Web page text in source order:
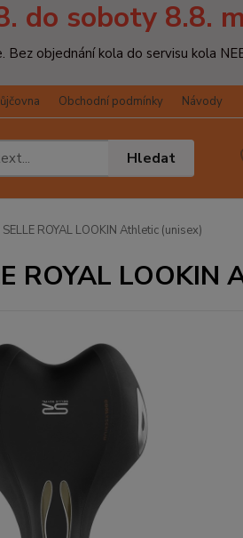
do soboty 8.8.
objednání kola do servisu kola
Obchodní podmínky Návody
Hledat
ROYAL LOOKIN Athletic (unisex)
ROYAL